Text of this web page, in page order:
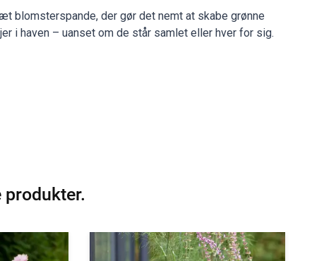
blomsterspande, der gør det nemt at skabe grønne
i haven – uanset om de står samlet eller hver for sig.